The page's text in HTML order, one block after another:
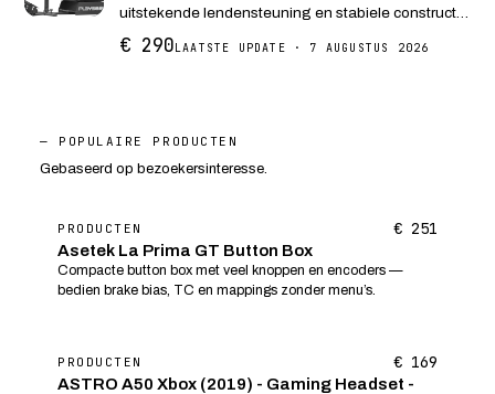
uitstekende lendensteuning en stabiele constructie
voor intensieve racesimulatie-sessies.
€ 290LAATSTE UPDATE · 7 AUGUSTUS 2026
— POPULAIRE PRODUCTEN
Gebaseerd op bezoekersinteresse.
PRODUCTEN € 251
Asetek La Prima GT Button Box
Compacte button box met veel knoppen en encoders —
bedien brake bias, TC en mappings zonder menu’s.
PRODUCTEN € 169
ASTRO A50 Xbox (2019) - Gaming Headset -